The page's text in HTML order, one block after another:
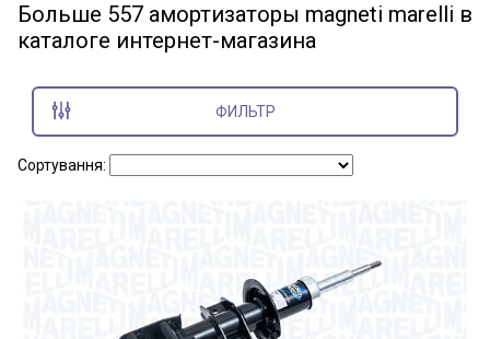
Great Wall
Hummer
Tesla
Показать все марки
Больше 557 амортизаторы magneti marelli в
каталоге интернет-магазина
ФИЛЬТР
Сортування: